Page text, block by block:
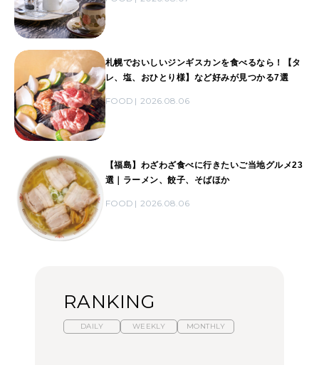
札幌でおいしいジンギスカンを食べるなら！【タ
レ、塩、おひとり様】など好みが見つかる7選
FOOD 2026.08.06
【福島】わざわざ食べに行きたいご当地グルメ23
選｜ラーメン、餃子、そばほか
FOOD 2026.08.06
RANKING
DAILY WEEKLY MONTHLY